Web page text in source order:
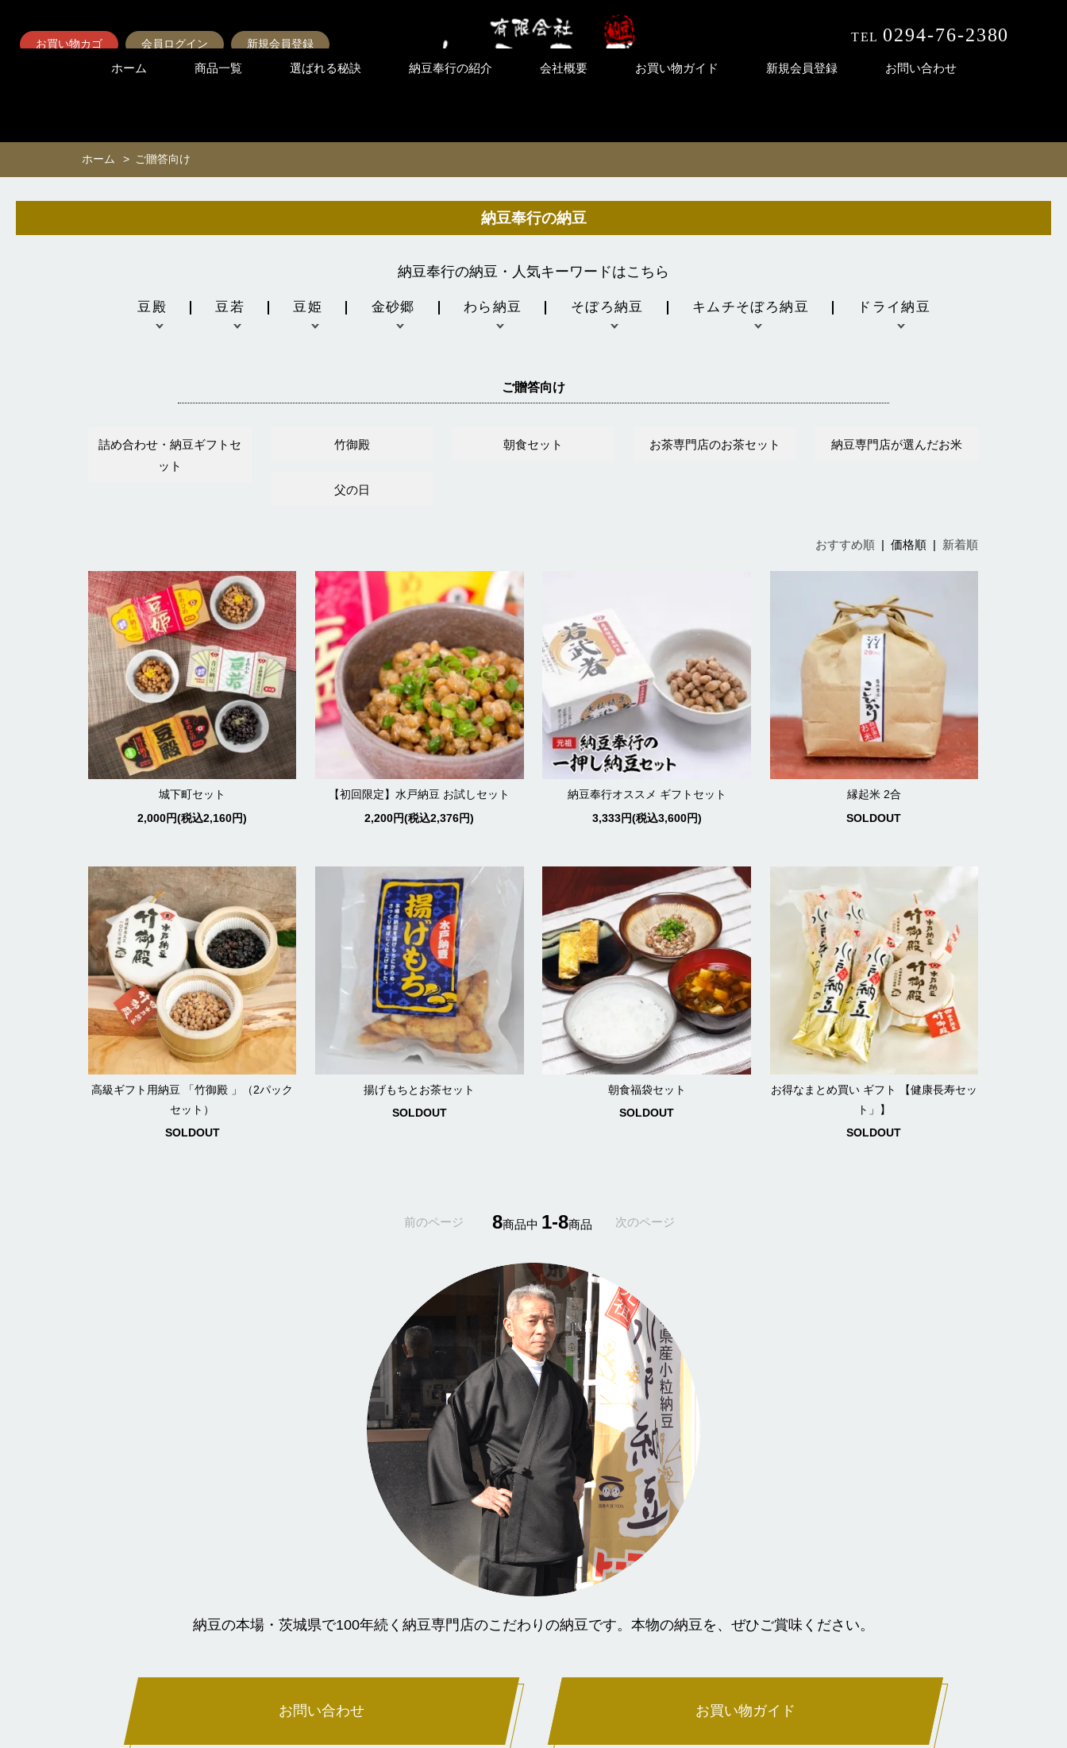
お買い物カゴ 会員ログイン 新規会員登録 TEL 0294-76-2380
ホーム 商品一覧 選ばれる秘訣 納豆奉行の紹介 会社概要 お買い物ガイド 新規会員登録 お問い合わせ
ホーム > ご贈答向け
納豆奉行の納豆
納豆奉行の納豆・人気キーワードはこちら
豆殿 豆若 豆姫 金砂郷 わら納豆 そぼろ納豆 キムチそぼろ納豆 ドライ納豆
ご贈答向け
詰め合わせ・納豆ギフトセ
ット
竹御殿 朝食セット お茶専門店のお茶セット 納豆専門店が選んだお米
父の日
おすすめ順 | 価格順 | 新着順
城下町セット
2,000円(税込2,160円)
【初回限定】水戸納豆 お試しセット
2,200円(税込2,376円)
納豆奉行オススメ ギフトセット
3,333円(税込3,600円)
縁起米 2合
SOLDOUT
高級ギフト用納豆 「竹御殿 」（2パック
セット）
SOLDOUT
揚げもちとお茶セット
SOLDOUT
朝食福袋セット
SOLDOUT
お得なまとめ買い ギフト 【健康長寿セッ
ト」】
SOLDOUT
前のページ 8商品中 1-8商品 次のページ
納豆の本場・茨城県で100年続く納豆専門店のこだわりの納豆です。本物の納豆を、ぜひご賞味ください。
お問い合わせ お買い物ガイド